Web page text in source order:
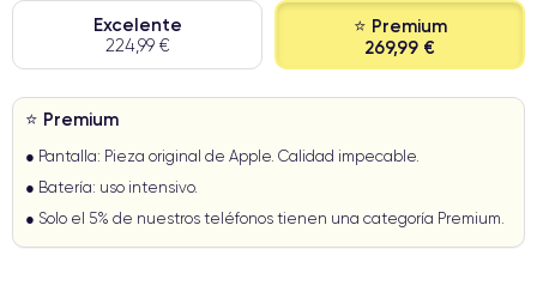
Excelente
224,99 €
⭐ Premium
269,99 €
⭐ Premium
● Pantalla: Pieza original de Apple. Calidad impecable.
● Batería: uso intensivo.
● Solo el 5% de nuestros teléfonos tienen una categoría Premium.